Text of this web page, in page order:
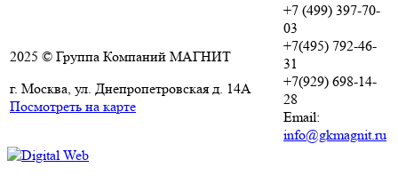
2025 © Группа Компаний МАГНИТ
г. Москва, ул. Днепропетровская д. 14А
Посмотреть на карте
+7 (499) 397-70-
03
+7(495) 792-46-
31
+7(929) 698-14-
28
Email:
info@gkmagnit.ru